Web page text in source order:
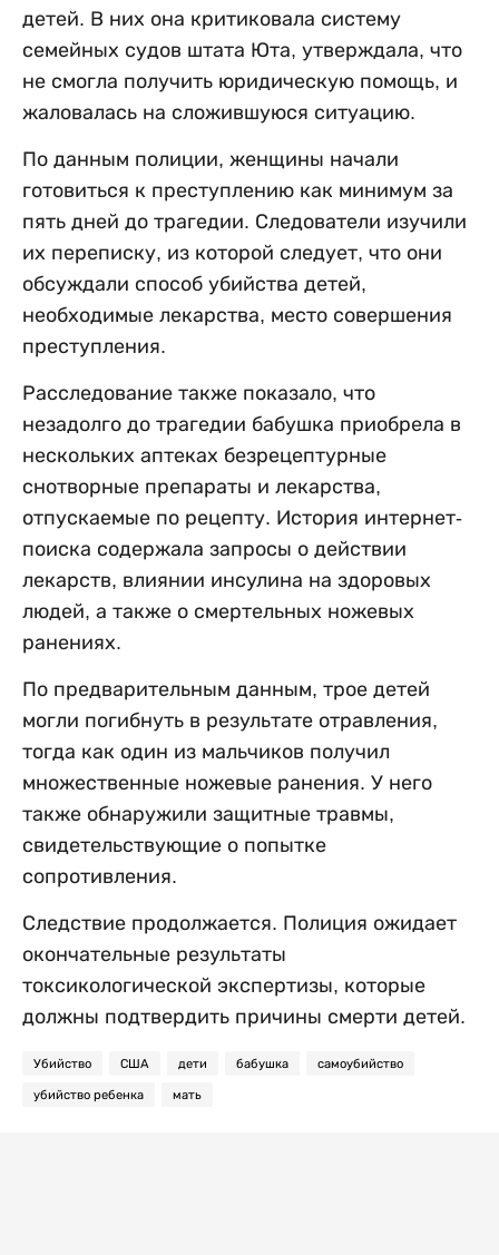
детей. В них она критиковала систему
семейных судов штата Юта, утверждала, что
не смогла получить юридическую помощь, и
жаловалась на сложившуюся ситуацию.
По данным полиции, женщины начали
готовиться к преступлению как минимум за
пять дней до трагедии. Следователи изучили
их переписку, из которой следует, что они
обсуждали способ убийства детей,
необходимые лекарства, место совершения
преступления.
Расследование также показало, что
незадолго до трагедии бабушка приобрела в
нескольких аптеках безрецептурные
снотворные препараты и лекарства,
отпускаемые по рецепту. История интернет-
поиска содержала запросы о действии
лекарств, влиянии инсулина на здоровых
людей, а также о смертельных ножевых
ранениях.
По предварительным данным, трое детей
могли погибнуть в результате отравления,
тогда как один из мальчиков получил
множественные ножевые ранения. У него
также обнаружили защитные травмы,
свидетельствующие о попытке
сопротивления.
Следствие продолжается. Полиция ожидает
окончательные результаты
токсикологической экспертизы, которые
должны подтвердить причины смерти детей.
Убийство США дети бабушка самоубийство
убийство ребенка мать